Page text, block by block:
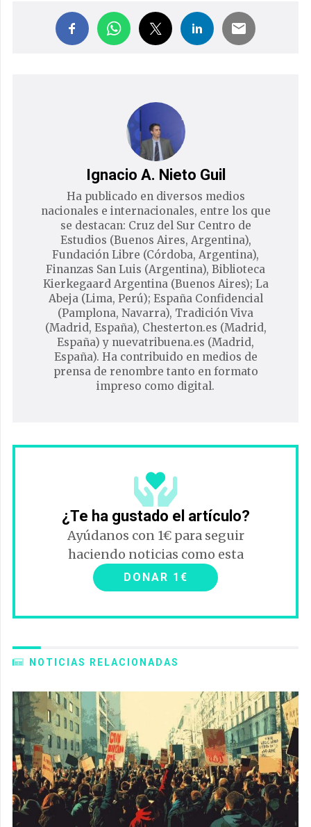
Ignacio A. Nieto Guil
Ha publicado en diversos medios
nacionales e internacionales, entre los que
se destacan: Cruz del Sur Centro de
Estudios (Buenos Aires, Argentina),
Fundación Libre (Córdoba, Argentina),
Finanzas San Luis (Argentina), Biblioteca
Kierkegaard Argentina (Buenos Aires); La
Abeja (Lima, Perú); España Confidencial
(Pamplona, Navarra), Tradición Viva
(Madrid, España), Chesterton.es (Madrid,
España) y nuevatribuena.es (Madrid,
España). Ha contribuido en medios de
prensa de renombre tanto en formato
impreso como digital.
¿Te ha gustado el artículo?
Ayúdanos con 1€ para seguir
haciendo noticias como esta
DONAR 1€
NOTICIAS RELACIONADAS